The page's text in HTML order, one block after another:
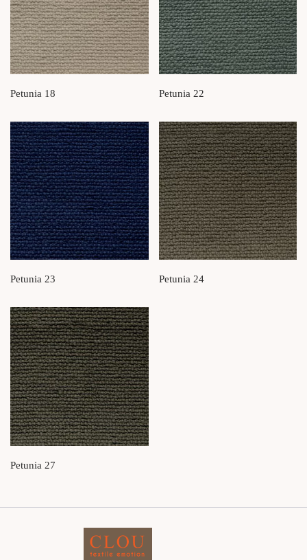
Petunia 18 Petunia 22
Petunia 23 Petunia 24
Petunia 27